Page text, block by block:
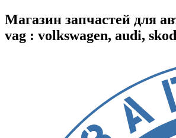
Магазин запчастей для
vag : volkswagen, audi,